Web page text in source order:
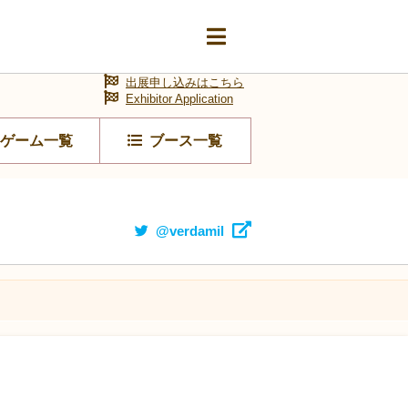
ゲーム一覧 ブース一覧
出展申し込みはこちら
Exhibitor Application
@verdamil